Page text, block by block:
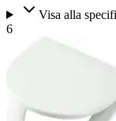
Visa alla
6